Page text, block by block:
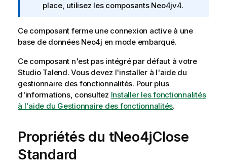
l
i
t
-
n
o
t
e
I
f
o
m
a
t
i
o
place, utilisez les composants Neo4jv4.
Ce composant ferme une connexion active à une
base de données Neo4j en mode embarqué.
Ce composant n'est pas intégré par défaut à votre
Studio Talend. Vous devez l'installer à l'aide du
gestionnaire des fonctionnalités. Pour plus
d'informations, consultez Installer les fonctionnalités
à l'aide du Gestionnaire des fonctionnalités.
Propriétés du tNeo4jClose
Standard